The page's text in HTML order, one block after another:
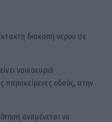
διακοπή νερού σε
νοικοκυριά
παρακείμενες οδούς, στην
αναμένεται να